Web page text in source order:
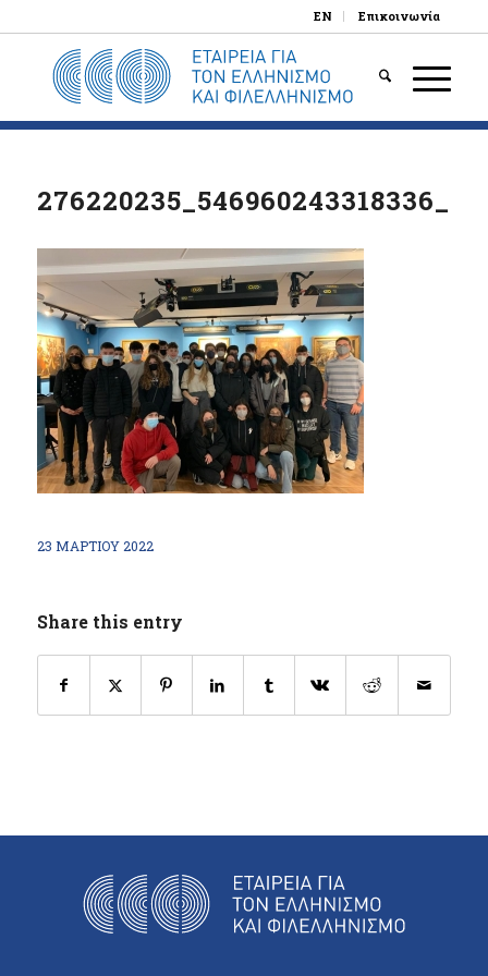
EN Επικοινωνία
23 ΜΑΡΤΊΟΥ 2022
Share this entry